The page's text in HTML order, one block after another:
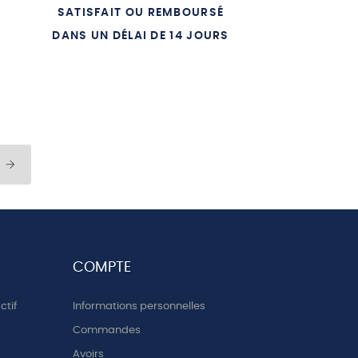
SATISFAIT OU REMBOURSÉ
DANS UN DÉLAI DE 14 JOURS
COMPTE
Informations personnelles
Commandes
Avoirs